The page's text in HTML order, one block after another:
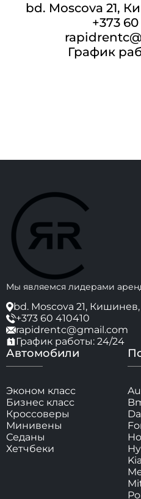
bd. Moscova 21,
+373 60
График
Мы являемся лидерами
bd. Moscova 21,
+373 60 410410
rapidrentc@gmail.com
График работы: 24/24
Автомобили
Эконом класс
Бизнес класс
Кроссоверы
Минивены
Седаны
Хетчбеки
Kia